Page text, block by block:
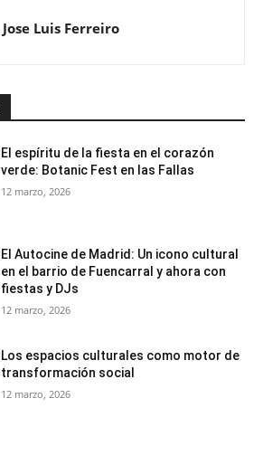
Jose Luis Ferreiro
El espíritu de la fiesta en el corazón
verde: Botanic Fest en las Fallas
12 marzo, 2026
El Autocine de Madrid: Un icono cultural
en el barrio de Fuencarral y ahora con
fiestas y DJs
12 marzo, 2026
Los espacios culturales como motor de
transformación social
12 marzo, 2026